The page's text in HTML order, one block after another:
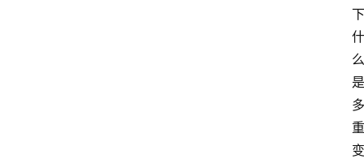
下
什
么
是
多
重
变